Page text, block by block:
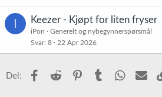
I Keezer - Kjøpt for liten fryser
iPon
Generelt og nybegynnerspørsmål
Svar 8 22 Apr 2026
Del: Facebook
Reddit PinterestTumblr E-